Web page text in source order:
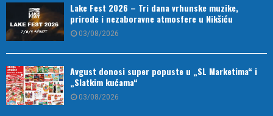
Lake Fest 2026 – Tri dana vrhunske muzike,
prirode i nezaboravne atmosfere u Nikšiću
03/08/2026
Avgust donosi super popuste u „SL Marketima“ i
„Slatkim kućama“
03/08/2026